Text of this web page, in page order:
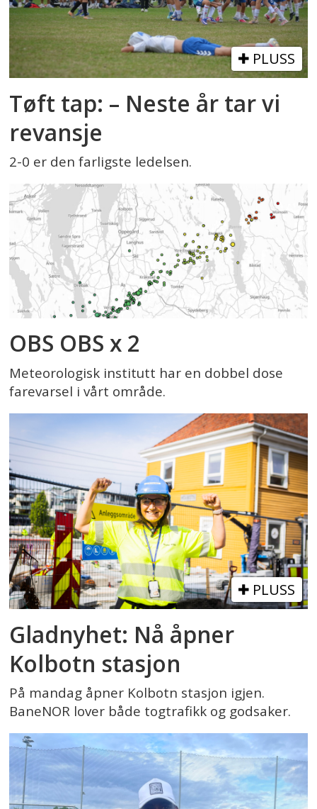
PLUSS
Tøft tap: – Neste år tar vi
revansje
2-0 er den farligste ledelsen.
OBS OBS x 2
Meteorologisk institutt har en dobbel dose
farevarsel i vårt område.
PLUSS
Gladnyhet: Nå åpner
Kolbotn stasjon
På mandag åpner Kolbotn stasjon igjen.
BaneNOR lover både togtrafikk og godsaker.